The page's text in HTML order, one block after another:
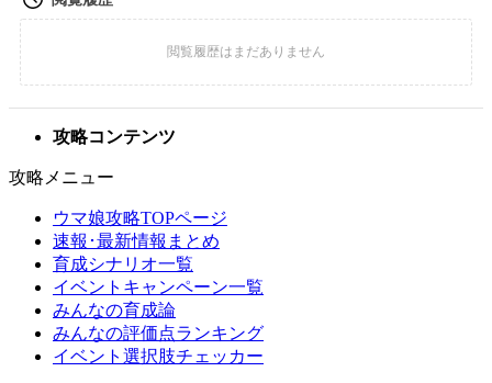
攻略コンテンツ
攻略メニュー
ウマ娘攻略TOPページ
速報･最新情報まとめ
育成シナリオ一覧
イベントキャンペーン一覧
みんなの育成論
みんなの評価点ランキング
イベント選択肢チェッカー